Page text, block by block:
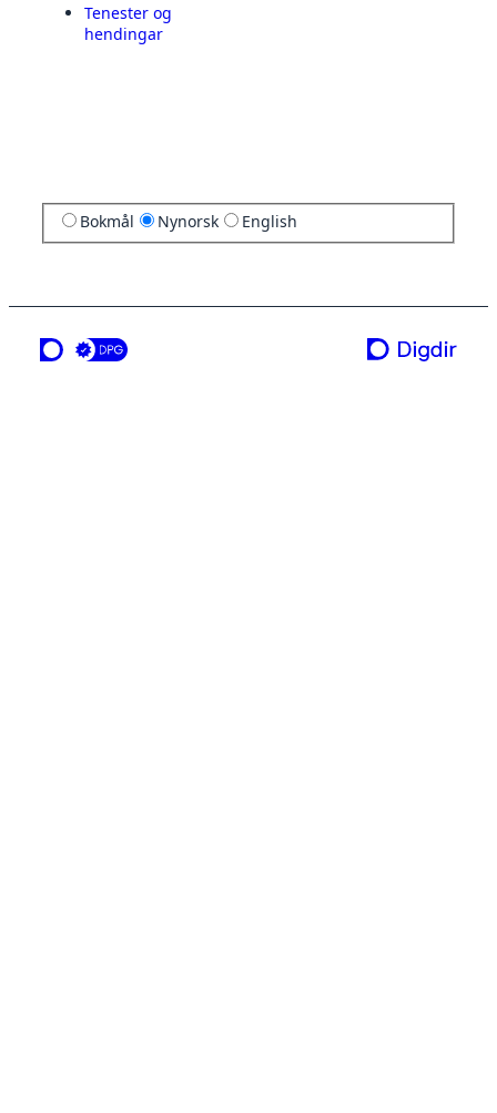
Tenester og
hendingar
Bokmål Nynorsk English